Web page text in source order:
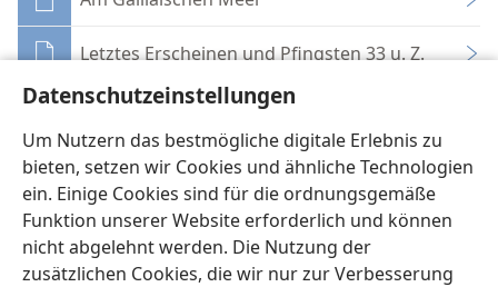
Datenschutzeinstellungen
Um Nutzern das bestmögliche digitale Erlebnis zu
bieten, setzen wir Cookies und ähnliche Technologien
ein. Einige Cookies sind für die ordnungsgemäße
Funktion unserer Website erforderlich und können
nicht abgelehnt werden. Die Nutzung der
zusätzlichen Cookies, die wir nur zur Verbesserung
Letztes Erscheinen und Pfingsten 33 u. Z.
Zur Rechten Gottes
Jesus führt alles aus, was Gott ihm aufgetragen